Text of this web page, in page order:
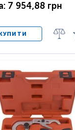
7 954,88 грн